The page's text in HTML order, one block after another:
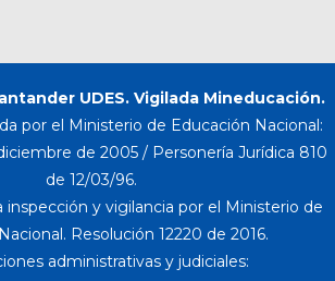
UDES. Vigilada Mineducación.
por el Ministerio de Educación Nacional:
de 2005 / Personería Jurídica 810
de 12/03/96.
inspección y vigilancia por el Ministerio de
Resolución 12220 de 2016.
administrativas y judiciales: